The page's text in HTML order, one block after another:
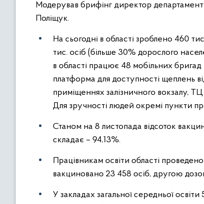
Модерував брифінг директор
Поліщук.
На сьогодні в області зроблено 460
тис. осіб (більше 30% дорослого
в області працює 48 мобільних
платформа для доступності щеплень
приміщеннях залізничного вокзалу,
Для зручності людей окремі пункти
Станом на 8 листопада відсоток
складає – 94,13%.
Працівникам освіти області
вакциновано 23 458 осіб, другою
У закладах загальної середньої